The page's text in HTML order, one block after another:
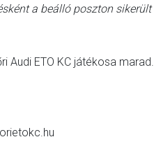
a beálló poszton
Audi ETO KC játékosa marad.